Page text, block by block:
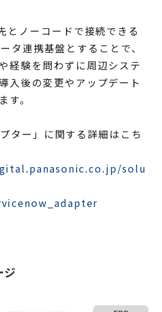
とノーコードで接続できる
タ連携基盤とすることで、
経験を問わずに周辺システ
入後の変更やアップデート
す。
ター」に関する詳細はこち
solu
ジ